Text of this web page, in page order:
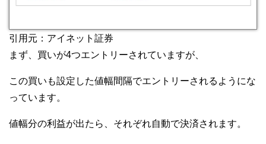
引用元：アイネット証券
まず、買いが4つエントリーされていますが、
この買いも設定した値幅間隔でエントリーされるようにな
っています。
値幅分の利益が出たら、それぞれ自動で決済されます。